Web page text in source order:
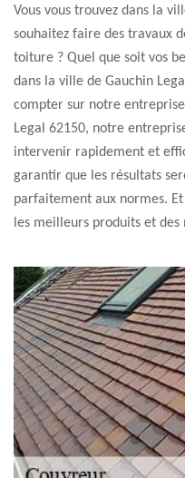
Vous vous trouvez dans la
souhaitez faire des travaux
toiture ? Quel que soit vos
dans la ville de Gauchin
compter sur notre
Legal 62150, notre
intervenir rapidement et
garantir que les résultats
parfaitement aux normes.
les meilleurs produits et